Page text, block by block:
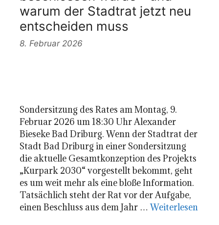
warum der Stadtrat jetzt neu
entscheiden muss
8. Februar 2026
Sondersitzung des Rates am Montag, 9.
Februar 2026 um 18:30 Uhr Alexander
Bieseke Bad Driburg. Wenn der Stadtrat der
Stadt Bad Driburg in einer Sondersitzung
die aktuelle Gesamtkonzeption des Projekts
„Kurpark 2030“ vorgestellt bekommt, geht
es um weit mehr als eine bloße Information.
Tatsächlich steht der Rat vor der Aufgabe,
einen Beschluss aus dem Jahr …Weiterlesen